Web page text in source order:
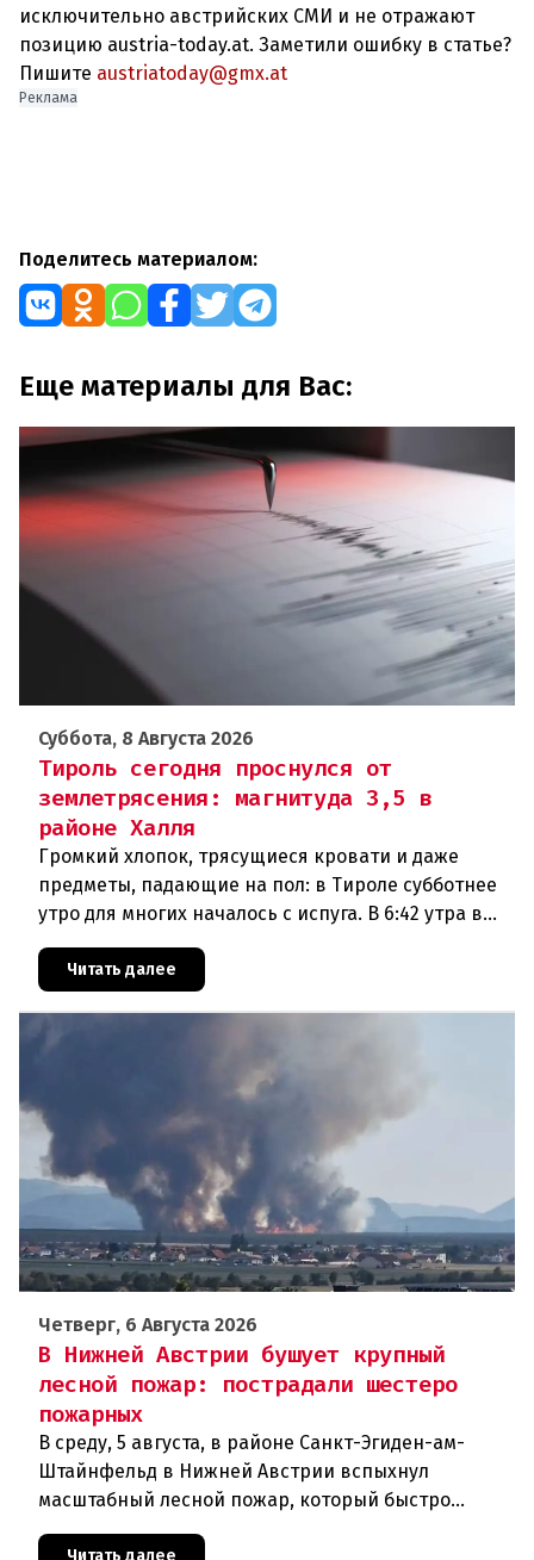
исключительно австрийских СМИ и не отражают
позицию austria-today.at. Заметили ошибку в статье?
Пишите austriatoday@gmx.at
Реклама
Поделитесь материалом:
Еще материалы для Вас:
Суббота, 8 Августа 2026
Тироль сегодня проснулся от
землетрясения: магнитуда 3,5 в
районе Халля
Громкий хлопок, трясущиеся кровати и даже
предметы, падающие на пол: в Тироле субботнее
утро для многих началось с испуга. В 6:42 утра в
сейсмологовПо данны
Читать далее
Четверг, 6 Августа 2026
В Нижней Австрии бушует крупный
лесной пожар: пострадали шестеро
пожарных
В среду, 5 августа, в районе Санкт-Эгиден-ам-
Штайнфельд в Нижней Австрии вспыхнул
масштабный лесной пожар, который быстро
Читать далее